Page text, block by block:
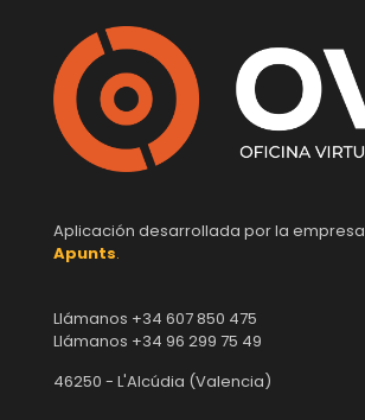
Aplicación desarrollada por la empresa
Apunts.
Llámanos +34 607 850 475
Llámanos +34 96 299 75 49
46250 - L'Alcúdia (Valencia)